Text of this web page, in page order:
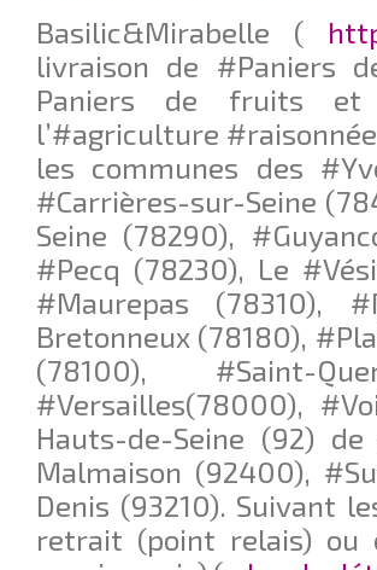
Basilic&Mirabelle (
livraison de #Paniers
Paniers de fruits et
l’#agriculture
les communes des
#Carrières-sur-Seine
Seine (78290),
#Pecq (78230), Le
#Maurepas (78310),
Bretonneux (78180),
(78100), #Saint-
#Versailles(78000),
Hauts-de-Seine (92)
Malmaison (92400),
Denis (93210). Suivant
retrait (point relais) ou